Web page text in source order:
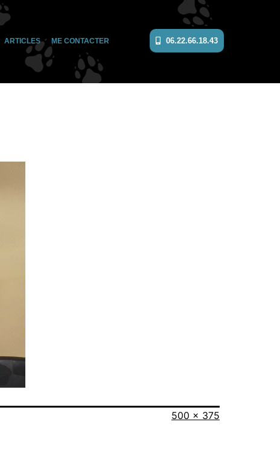
ARTICLES ME CONTACTER 06.22.66.18.43
Taille
500 × 375